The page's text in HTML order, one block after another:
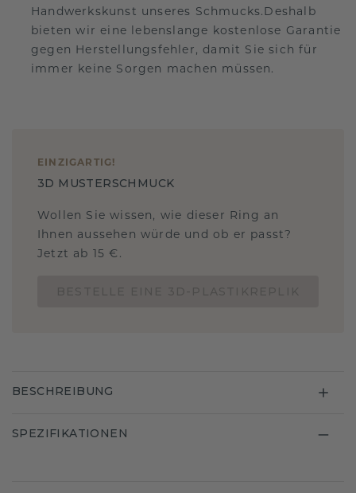
Handwerkskunst unseres Schmucks.Deshalb
bieten wir eine lebenslange kostenlose Garantie
gegen Herstellungsfehler, damit Sie sich für
immer keine Sorgen machen müssen.
EINZIGARTIG !
3D MUSTERSCHMUCK
Wollen Sie wissen, wie dieser Ring an
Ihnen aussehen würde und ob er passt?
Jetzt ab 15 €.
BESCHREIBUNG
SPEZIFIKATIONEN